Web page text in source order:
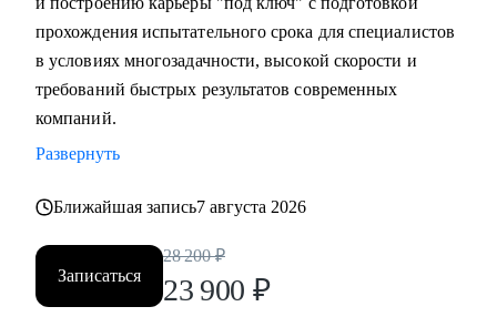
прохождения испытательного срока для специалистов
в условиях многозадачности, высокой скорости и
требований быстрых результатов современных
компаний.
Развернуть
Ближайшая запись7 августа 2026
Записаться
28 200 ₽
23 900 ₽